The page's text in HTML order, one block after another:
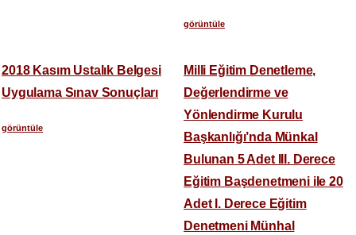
görüntüle
2018 Kasım Ustalık Belgesi
Uygulama Sınav Sonuçları
görüntüle
Milli Eğitim Denetleme,
Değerlendirme ve
Yönlendirme Kurulu
Başkanlığı’nda Münkal
Bulunan 5 Adet III. Derece
Eğitim Başdenetmeni ile 20
Adet I. Derece Eğitim
Denetmeni Münhal